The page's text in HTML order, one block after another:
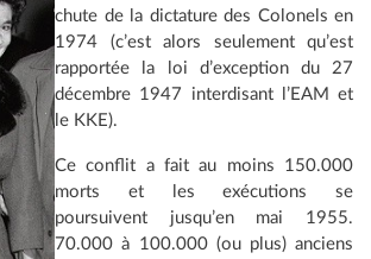
chute de la dictature des Colonels en
1974 (c’est alors seulement qu’est
rapportée la loi d’exception du 27
décembre 1947 interdisant l’EAM et
le KKE).
Ce conflit a fait au moins 150.000
morts et les exécutions se
poursuivent jusqu’en mai 1955.
70.000 à 100.000 (ou plus) anciens